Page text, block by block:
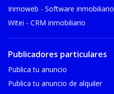
Inmoweb - Software inmobiliario
Witei - CRM inmobiliario
Publicadores particulares
Publica tu anuncio
Publica tu anuncio de alquiler